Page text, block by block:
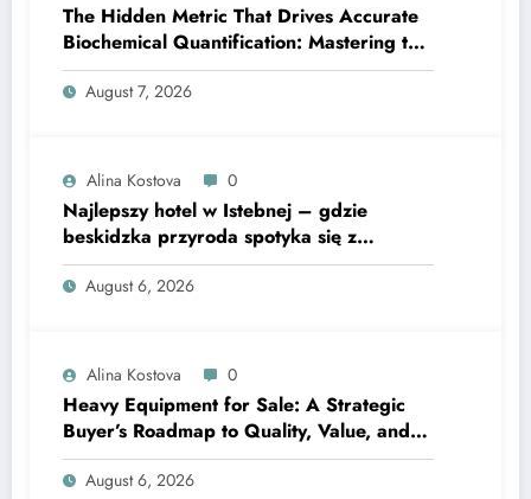
The Hidden Metric That Drives Accurate
Biochemical Quantification: Mastering the
Extinction Coefficient
August 7, 2026
Alina Kostova 0
Najlepszy hotel w Istebnej – gdzie
beskidzka przyroda spotyka się z
lawendową magią
August 6, 2026
Alina Kostova 0
Heavy Equipment for Sale: A Strategic
Buyer’s Roadmap to Quality, Value, and
Financing
August 6, 2026